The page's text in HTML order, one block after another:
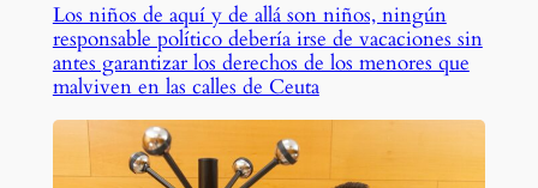
Los niños de aquí y de allá son niños, ningún
responsable político debería irse de vacaciones sin
antes garantizar los derechos de los menores que
malviven en las calles de Ceuta